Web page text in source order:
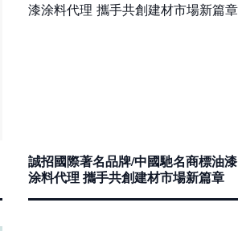
誠招國際著名品牌/中國馳名商標油漆
涂料代理 攜手共創建材市場新篇章